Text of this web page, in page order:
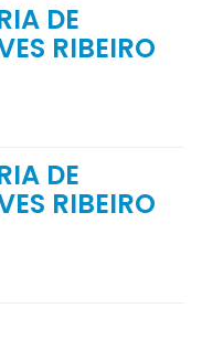
DE
RIBEIRO
DE
RIBEIRO